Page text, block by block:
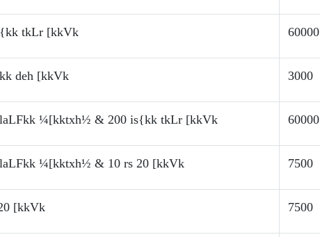
tkLr [kkVk 60000
deh [kkVk 3000
¼[kktxh½ & 200 is{kk tkLr [kkVk 60000
¼[kktxh½ & 10 rs 20 [kkVk 7500
[kkVk 7500